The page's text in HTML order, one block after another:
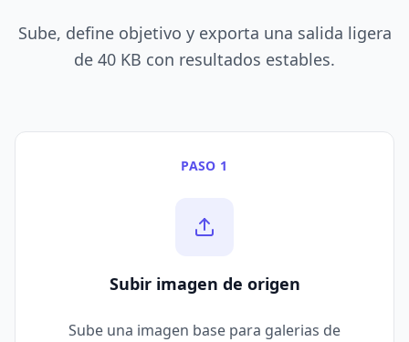
Sube, define objetivo y exporta una salida ligera
de 40 KB con resultados estables.
PASO 1
Subir imagen de origen
Sube una imagen base para galerias de